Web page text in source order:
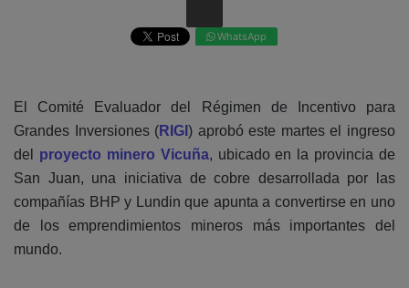
WhatsApp
El Comité Evaluador del Régimen de Incentivo para
Grandes Inversiones (RIGI) aprobó este martes el ingreso
del proyecto minero Vicuña, ubicado en la provincia de
San Juan, una iniciativa de cobre desarrollada por las
compañías BHP y Lundin que apunta a convertirse en uno
de los emprendimientos mineros más importantes del
mundo.